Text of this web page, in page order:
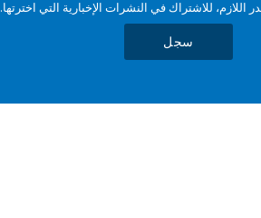
للاشتراك في النشرات الإخبارية التي اخترتها.
سجل